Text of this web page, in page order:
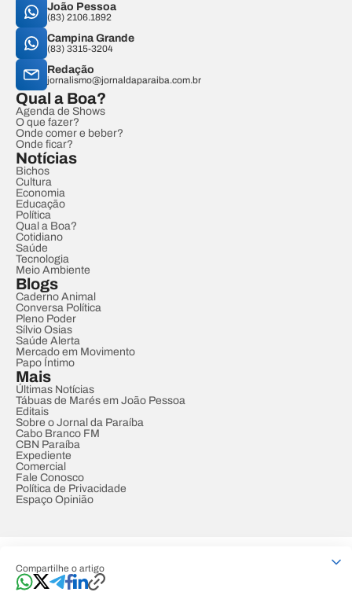
Compartilhe o artigo
João Pessoa
(83) 2106.1892
Campina Grande
(83) 3315-3204
Redação
jornalismo@jornaldaparaiba.com.br
Qual a Boa?
Agenda de Shows
O que fazer?
Onde comer e beber?
Onde ficar?
Notícias
Bichos
Cultura
Economia
Educação
Política
Qual a Boa?
Cotidiano
Saúde
Tecnologia
Meio Ambiente
Blogs
Caderno Animal
Conversa Política
Pleno Poder
Sílvio Osias
Saúde Alerta
Mercado em Movimento
Papo Íntimo
Mais
Últimas Notícias
Tábuas de Marés em João Pessoa
Editais
Sobre o Jornal da Paraíba
Cabo Branco FM
CBN Paraíba
Expediente
Comercial
Fale Conosco
Política de Privacidade
Espaço Opinião
Developed by Designed by